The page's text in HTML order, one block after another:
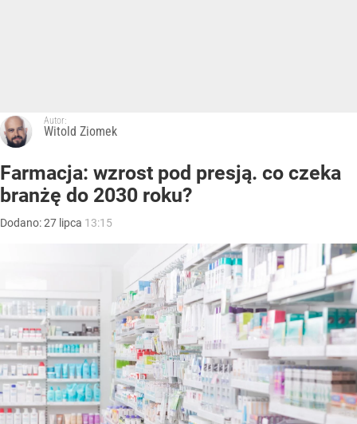
Autor:
Witold Ziomek
Farmacja: wzrost pod presją. co czeka
branżę do 2030 roku?
Dodano:27 lipca 13:15